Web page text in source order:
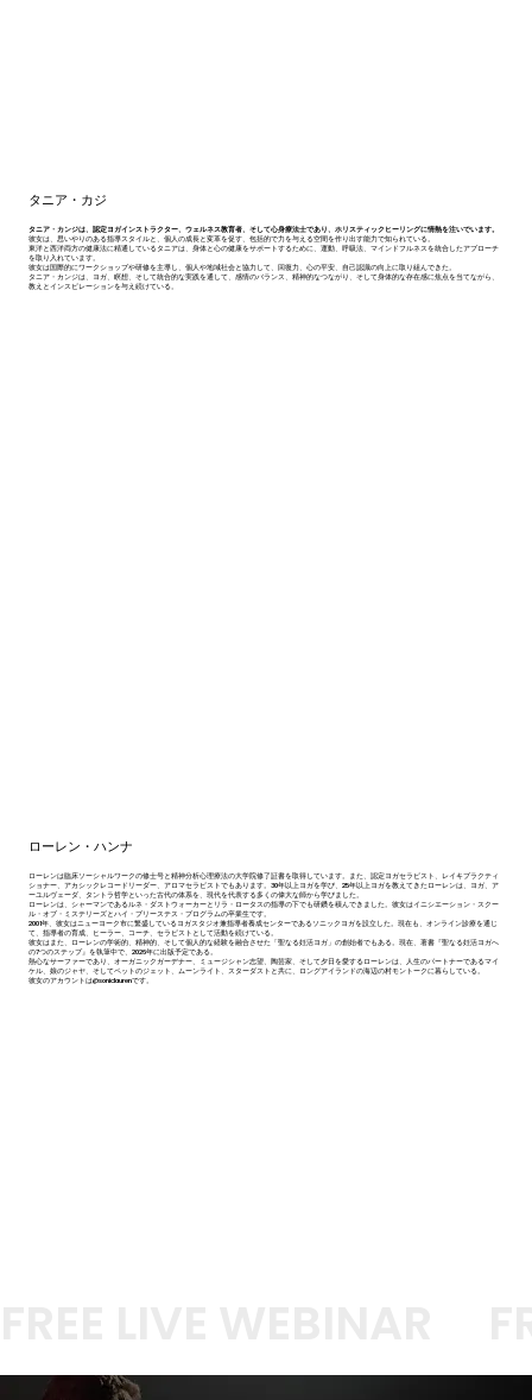
タニア・カジ
タニア・カンジは、認定ヨガインストラクター、ウェルネス教育者、そして心身療法士であり、ホリスティックヒーリングに情熱を注いでいます。
彼女は、思いやりのある指導スタイルと、個人の成長と変革を促す、包括的で力を与える空間を作り出す能力で知られている。
東洋と西洋両方の健康法に精通しているタニアは、身体と心の健康をサポートするために、運動、呼吸法、マインドフルネスを統合したアプローチ
を取り入れています。
彼女は国際的にワークショップや研修を主導し、個人や地域社会と協力して、回復力、心の平安、自己認識の向上に取り組んできた。
タニア・カンジは、ヨガ、瞑想、そして統合的な実践を通して、感情のバランス、精神的なつながり、そして身体的な存在感に焦点を当てながら、
教えとインスピレーションを与え続けている。
ローレン・ハンナ
ローレンは臨床ソーシャルワークの修士号と精神分析心理療法の大学院修了証書を取得しています。また、認定ヨガセラピスト、レイキプラクティ
ショナー、アカシックレコードリーダー、アロマセラピストでもあります。30年以上ヨガを学び、25年以上ヨガを教えてきたローレンは、ヨガ、ア
ーユルヴェーダ、タントラ哲学といった古代の体系を、現代を代表する多くの偉大な師から学びました。
ローレンは、シャーマンであるルネ・ダストウォーカーとリラ・ロータスの指導の下でも研鑽を積んできました。彼女はイニシエーション・スクー
ル・オブ・ミステリーズとハイ・プリーステス・プログラムの卒業生です。
2001年、彼女はニューヨーク市に繁盛しているヨガスタジオ兼指導者養成センターであるソニックヨガを設立した。現在も、オンライン診療を通じ
て、指導者の育成、ヒーラー、コーチ、セラピストとして活動を続けている。
彼女はまた、ローレンの学術的、精神的、そして個人的な経験を融合させた「聖なる妊活ヨガ」の創始者でもある。現在、著書『聖なる妊活ヨガへ
の7つのステップ』を執筆中で、2026年に出版予定である。
熱心なサーファーであり、オーガニックガーデナー、ミュージシャン志望、陶芸家、そして夕日を愛するローレンは、人生のパートナーであるマイ
ケル、娘のジャヤ、そしてペットのジェット、ムーンライト、スターダストと共に、ロングアイランドの海辺の村モントークに暮らしている。
彼女のアカウントは@soniclaurenです。